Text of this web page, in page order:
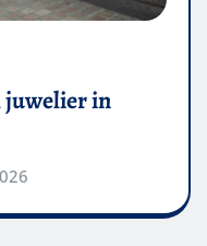
juwelier in